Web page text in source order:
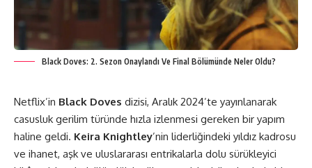
Black Doves: 2. Sezon Onaylandı Ve Final Bölümünde Neler Oldu?
Netflix’in Black Doves dizisi, Aralık 2024’te yayınlanarak
casusluk gerilim türünde hızla izlenmesi gereken bir yapım
haline geldi. Keira Knightley’nin liderliğindeki yıldız kadrosu
ve ihanet, aşk ve uluslararası entrikalarla dolu sürükleyici